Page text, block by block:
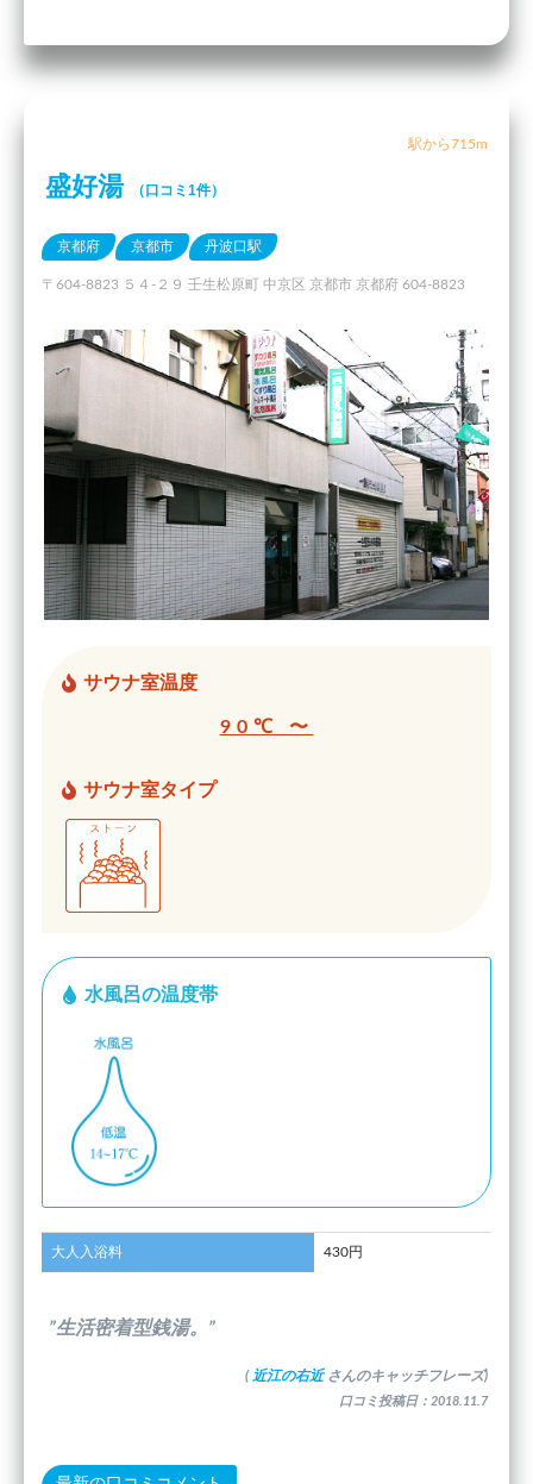
駅から715m
盛好湯 （口コミ1件）
京都府 京都市 丹波口駅
〒604-8823 ５４-２９ 壬生松原町 中京区 京都市 京都府 604-8823
サウナ室温度
90℃ 〜
サウナ室タイプ
水風呂の温度帯
大人入浴料 430円
”生活密着型銭湯。”
( 近江の右近 さんのキャッチフレーズ)
口コミ投稿日：2018.11.7